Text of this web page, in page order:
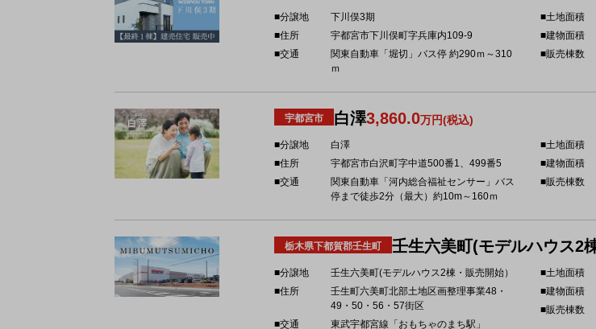
■分譲地
下川俣3期
■住所
宇都宮市下川俣町字兵庫内109-9
■交通
関東自動車「堀切」バス停 約290ｍ～310
ｍ
■土地面積
■建物面積
■販売棟数
宇都宮市 白澤3,860.0万円(税込)
■分譲地
白澤
■住所
宇都宮市白沢町字中道500番1、499番5
■交通
関東自動車「河内総合福祉センサー」バス
停まで徒歩2分（最大）約10m～160ｍ
■土地面積
■建物面積
■販売棟数
栃木県下都賀郡壬生町 壬生六美町(モデルハウス2
■分譲地
壬生六美町(モデルハウス2棟・販売開始）
■住所
壬生町六美町北部土地区画整理事業48・
49・50・56・57街区
■交通
東武宇都宮線「おもちゃのまち駅」
■土地面積
■建物面積
■販売棟数